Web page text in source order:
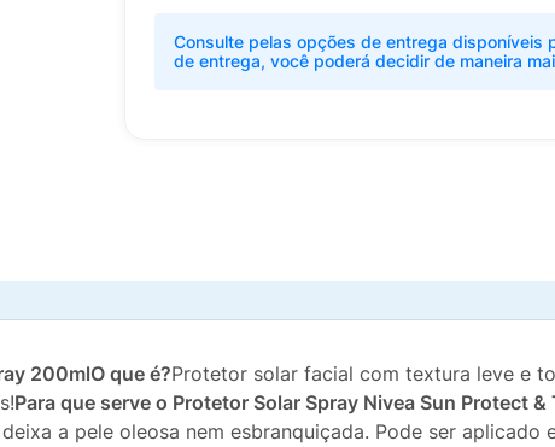
Consulte pelas opções de entrega disponíveis
de entrega, você poderá decidir de maneira
200mlO que é?Protetor solar facial com textura leve e
Para que serve o Protetor Solar Spray Nivea Sun Protect &
a pele oleosa nem esbranquiçada. Pode ser aplicado